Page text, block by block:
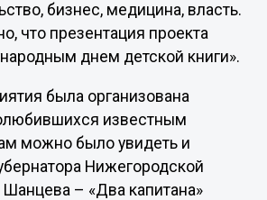
бизнес, медицина, власть.
что презентация проекта
днем детской книги».
была организована
известным
можно было увидеть и
Нижегородской
– «Два капитана»